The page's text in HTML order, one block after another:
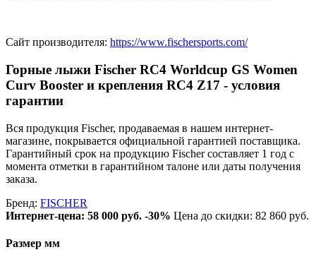
Сайт производителя: https://www.fischersports.com/
Горные лыжи Fischer RC4 Worldcup GS Women
Curv Booster и крепления RC4 Z17 - условия
гарантии
Вся продукция Fischer, продаваемая в нашем интернет-
магазине, покрывается официальной гарантией поставщика.
Гарантийный срок на продукцию Fischer составляет 1 год с
момента отметки в гарантийном талоне или даты получения
заказа.
Бренд: FISCHER
Интернет-цена: 58 000 руб. -30% Цена до скидки: 82 860 руб.
Размер мм